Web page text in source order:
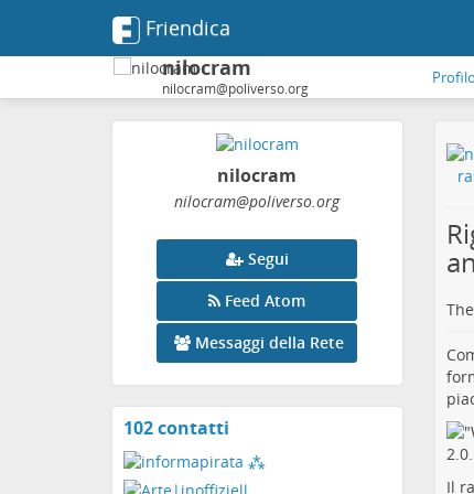
Friendica
nilocram
nilocram@poliverso.org
Profilo
nilocram
nilocram@poliverso.org
Segui
Feed Atom
Messaggi della Rete
102 contatti
contatti
Il